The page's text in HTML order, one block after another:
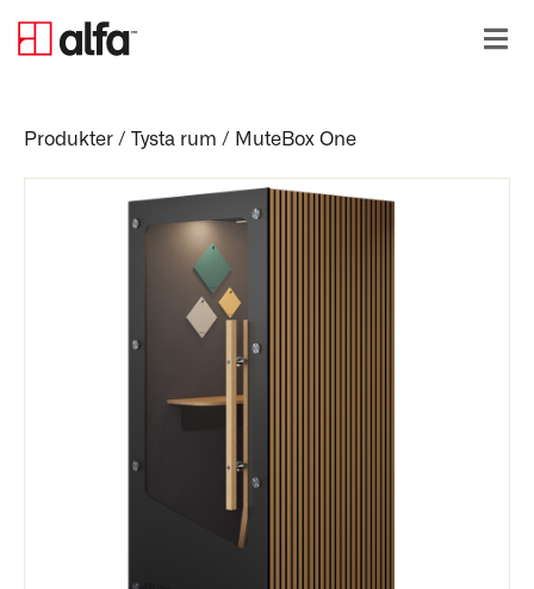
Produkter / Tysta rum / MuteBox One